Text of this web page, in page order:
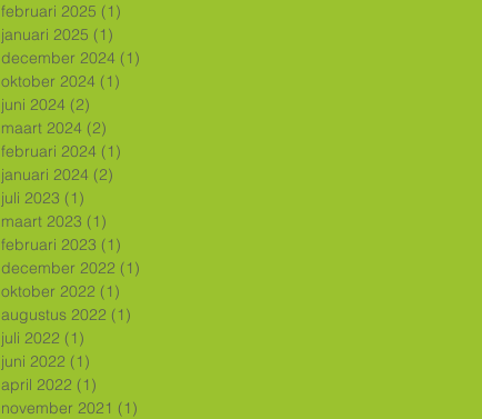
februari 2025 (1)
januari 2025 (1)
december 2024 (1)
oktober 2024 (1)
juni 2024 (2)
maart 2024 (2)
februari 2024 (1)
januari 2024 (2)
juli 2023 (1)
maart 2023 (1)
februari 2023 (1)
december 2022 (1)
oktober 2022 (1)
augustus 2022 (1)
juli 2022 (1)
juni 2022 (1)
april 2022 (1)
november 2021 (1)